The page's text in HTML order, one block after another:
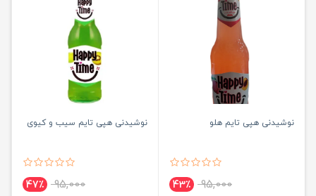
نوشیدنی هپی تایم هلو
95,000 43٪
نوشیدنی هپی تایم سیب و کیوی
95,000 47٪